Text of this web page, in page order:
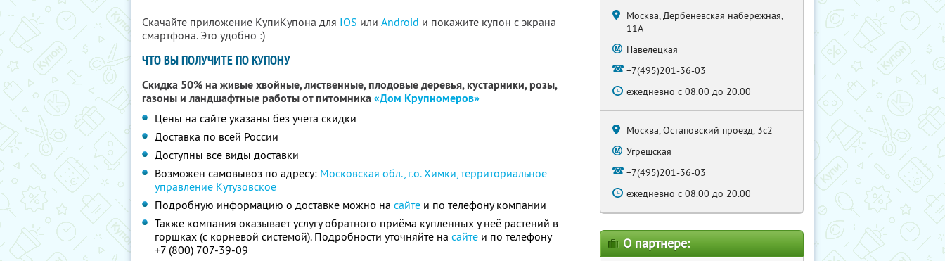
Скачайте приложение КупиКупона для IOS или Android и покажите купон с экрана
смартфона. Это удобно :)
ЧТО ВЫ ПОЛУЧИТЕ ПО КУПОНУ
Скидка 50% на живые хвойные, лиственные, плодовые деревья, кустарники, розы,
газоны и ландшафтные работы от питомника«Дом Крупномеров»
Цены на сайте указаны без учета скидки
Доставка по всей России
Доступны все виды доставки
Возможен самовывоз по адресу: Московская обл., г.о. Химки, территориальное
управление Кутузовское
Подробную информацию о доставке можно на сайте и по телефону компании
Также компания оказывает услугу обратного приёма купленных у неё растений в
горшках (с корневой системой). Подробности уточняйте на сайте и по телефону
+7 (800) 707-39-09
Москва, Дербеневская набережная,
11А
Павелецкая
+7(495)201-36-03
ежедневно с 08.00 до 20.00
Москва, Остаповский проезд, 3с2
Угрешская
+7(495)201-36-03
ежедневно с 08.00 до 20.00
О партнере: